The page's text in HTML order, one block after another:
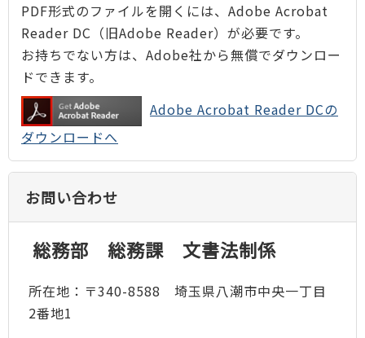
PDF形式のファイルを開くには、Adobe Acrobat
Reader DC（旧Adobe Reader）が必要です。
お持ちでない方は、Adobe社から無償でダウンロー
ドできます。
Adobe Acrobat Reader DCの
ダウンロードへ
お問い合わせ
総務部 総務課 文書法制係
所在地：〒340-8588 埼玉県八潮市中央一丁目
2番地1